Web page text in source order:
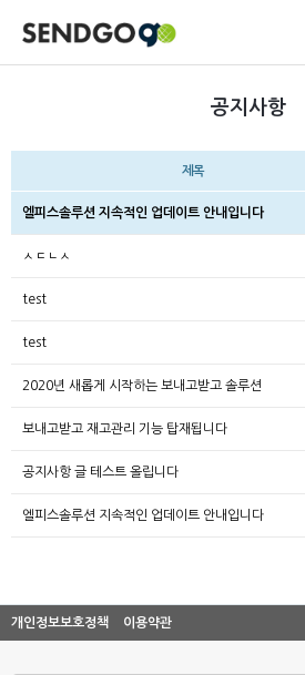
공지사항
제목
엘피스솔루션 지속적인 업데이트 안내입니다
ㅅㄷㄴㅅ
test
test
2020년 새롭게 시작하는 보내고받고 솔루션
보내고받고 재고관리 기능 탑재됩니다
공지사항 글 테스트 올립니다
엘피스솔루션 지속적인 업데이트 안내입니다
개인정보보호정책 이용약관